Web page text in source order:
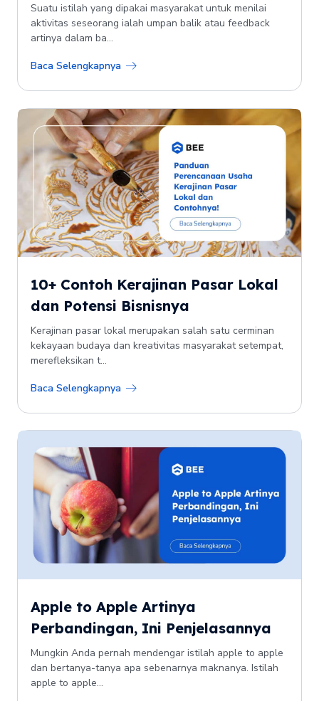
Suatu istilah yang dipakai masyarakat untuk menilai
aktivitas seseorang ialah umpan balik atau feedback
artinya dalam ba...
Baca Selengkapnya
10+ Contoh Kerajinan Pasar Lokal
dan Potensi Bisnisnya
Kerajinan pasar lokal merupakan salah satu cerminan
kekayaan budaya dan kreativitas masyarakat setempat,
merefleksikan t...
Baca Selengkapnya
Apple to Apple Artinya
Perbandingan, Ini Penjelasannya
Mungkin Anda pernah mendengar istilah apple to apple
dan bertanya-tanya apa sebenarnya maknanya. Istilah
apple to apple...